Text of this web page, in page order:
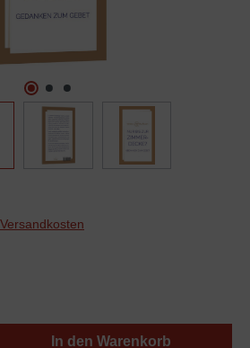
von 5 von 5 Sternen
In den Warenkorb